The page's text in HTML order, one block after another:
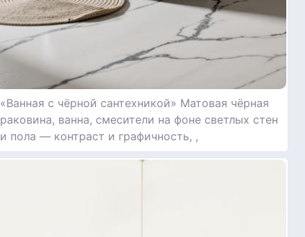
«Ванная с чёрной сантехникой» Матовая чёрная
раковина, ванна, смесители на фоне светлых стен
и пола — контраст и графичность, ,